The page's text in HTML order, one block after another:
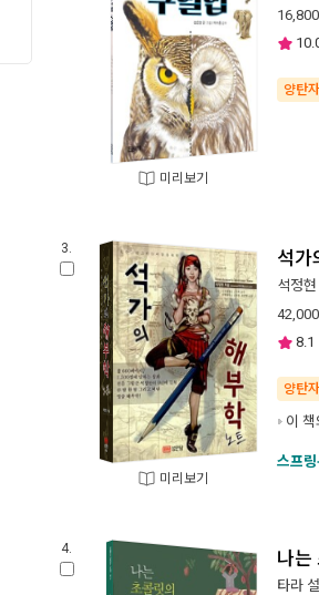
미리보기
16,800
양탄
3.
미리보기
석가
석정현
42,000
8.1
양탄
이
스프
4. 나는
타라